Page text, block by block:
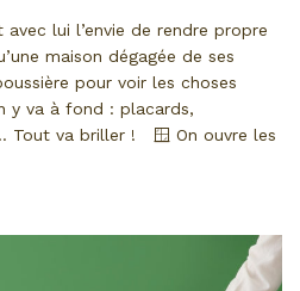
lui l’envie de rendre propre
maison dégagée de ses
pour voir les choses
y va à fond : placards,
Tout va briller ! 🪟 On ouvre les